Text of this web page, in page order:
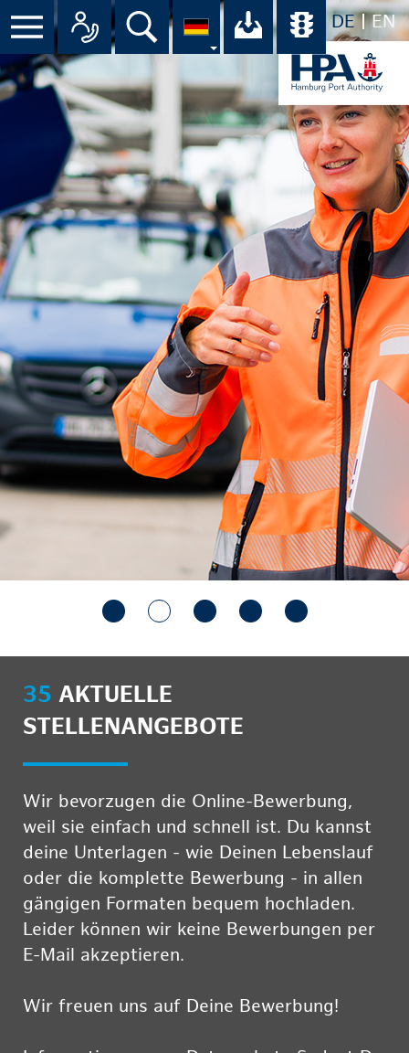
DE EN
Suche Ihr Download-
35 AKTUELLE
STELLENANGEBOTE
Wir bevorzugen die Online-Bewerbung,
weil sie einfach und schnell ist. Du kannst
deine Unterlagen - wie Deinen Lebenslauf
oder die komplette Bewerbung - in allen
gängigen Formaten bequem hochladen.
Leider können wir keine Bewerbungen per
E-Mail akzeptieren.
Wir freuen uns auf Deine Bewerbung!